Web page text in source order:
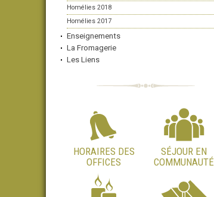
Homélies 2018
Homélies 2017
Enseignements
La Fromagerie
Les Liens
HORAIRES DES
OFFICES
SÉJOUR EN
COMMUNAUTÉ